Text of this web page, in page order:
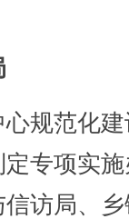
规范化建
专项实
访局、